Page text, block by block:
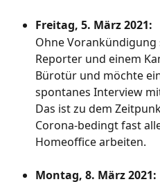
Freitag, 5. März 2021:
Ohne Vorankündigung
Reporter und einem
Bürotür und möchte
spontanes Interview
Das ist zu dem
Corona-bedingt fast
Homeoffice arbeiten.
Montag, 8. März 2021: